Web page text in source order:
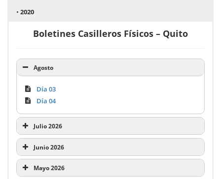
• 2020
Boletines Casilleros Físicos – Quito
Agosto
Día 03
Día 04
Julio 2026
Día 01
Día 02
Día 03
Día 06
Junio 2026
Día 02
Día 03
Mayo 2026